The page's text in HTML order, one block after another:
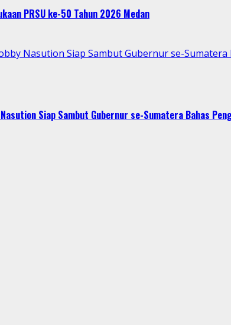
PRSU ke-50 Tahun 2026 Medan
Nasution Siap Sambut Gubernur se-
Siap Sambut Gubernur se-Sumatera Bahas